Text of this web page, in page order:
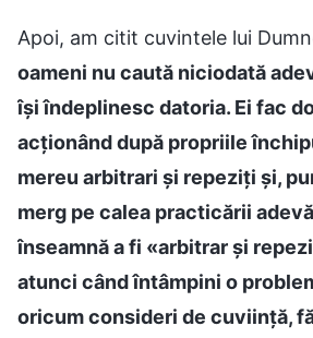
Apoi, am citit cuvintele lui
oameni nu caută niciodată
își îndeplinesc datoria. Ei fac
acționând după propriile
mereu arbitrari și repeziți și,
merg pe calea practicării
înseamnă a fi «arbitrar și
atunci când întâmpini o
oricum consideri de cuviință,